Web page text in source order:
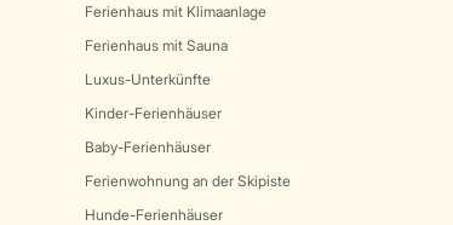
Ferienhaus mit Klimaanlage
Ferienhaus mit Sauna
Luxus-Unterkünfte
Kinder-Ferienhäuser
Baby-Ferienhäuser
Ferienwohnung an der Skipiste
Hunde-Ferienhäuser